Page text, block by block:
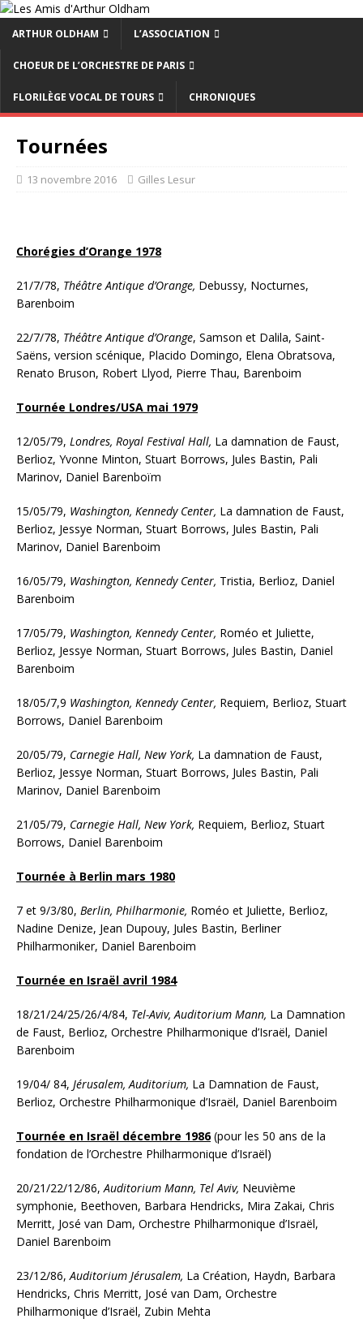
ARTHUR OLDHAM L’ASSOCIATION
CHOEUR DE L’ORCHESTRE DE PARIS
FLORILÈGE VOCAL DE TOURS CHRONIQUES
Tournées
13 novembre 2016 Gilles Lesur
Chorégies d’Orange 1978
21/7/78, Théâtre Antique d’Orange, Debussy, Nocturnes,
Barenboim
22/7/78, Théâtre Antique d’Orange, Samson et Dalila, Saint-
Saëns, version scénique, Placido Domingo, Elena Obratsova,
Renato Bruson, Robert Llyod, Pierre Thau, Barenboim
Tournée Londres/USA mai 1979
12/05/79, Londres, Royal Festival Hall, La damnation de Faust,
Berlioz, Yvonne Minton, Stuart Borrows, Jules Bastin, Pali
Marinov, Daniel Barenboïm
15/05/79, Washington, Kennedy Center, La damnation de Faust,
Berlioz, Jessye Norman, Stuart Borrows, Jules Bastin, Pali
Marinov, Daniel Barenboim
16/05/79, Washington, Kennedy Center, Tristia, Berlioz, Daniel
Barenboim
17/05/79, Washington, Kennedy Center, Roméo et Juliette,
Berlioz, Jessye Norman, Stuart Borrows, Jules Bastin, Daniel
Barenboim
18/05/7,9 Washington, Kennedy Center, Requiem, Berlioz, Stuart
Borrows, Daniel Barenboim
20/05/79, Carnegie Hall, New York, La damnation de Faust,
Berlioz, Jessye Norman, Stuart Borrows, Jules Bastin, Pali
Marinov, Daniel Barenboim
21/05/79, Carnegie Hall, New York, Requiem, Berlioz, Stuart
Borrows, Daniel Barenboim
Tournée à Berlin mars 1980
7 et 9/3/80, Berlin, Philharmonie, Roméo et Juliette, Berlioz,
Nadine Denize, Jean Dupouy, Jules Bastin, Berliner
Philharmoniker, Daniel Barenboim
Tournée en Israël avril 1984
18/21/24/25/26/4/84, Tel-Aviv, Auditorium Mann, La Damnation
de Faust, Berlioz, Orchestre Philharmonique d’Israël, Daniel
Barenboim
19/04/ 84, Jérusalem, Auditorium, La Damnation de Faust,
Berlioz, Orchestre Philharmonique d’Israël, Daniel Barenboim
Tournée en Israël décembre 1986(pour les 50 ans de la
fondation de l’Orchestre Philharmonique d’Israël)
20/21/22/12/86,Auditorium Mann, Tel Aviv, Neuvième
symphonie, Beethoven, Barbara Hendricks, Mira Zakai, Chris
Merritt, José van Dam, Orchestre Philharmonique d’Israël,
Daniel Barenboim
23/12/86,Auditorium Jérusalem, La Création, Haydn, Barbara
Hendricks, Chris Merritt, José van Dam, Orchestre
Philharmonique d’Israël, Zubin Mehta